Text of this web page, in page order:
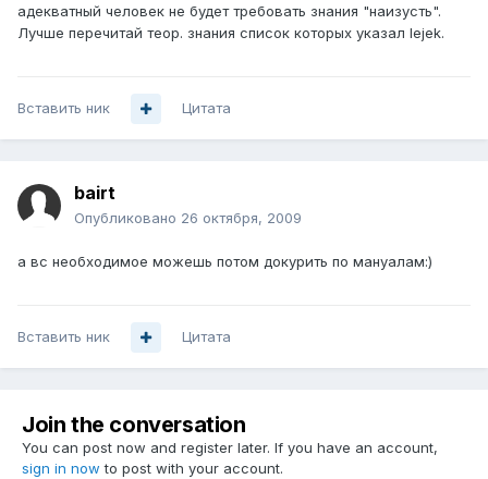
адекватный человек не будет требовать знания "наизусть".
Лучше перечитай теор. знания список которых указал lejek.
Вставить ник Цитата
bairt
Опубликовано 26 октября, 2009
а вс необходимое можешь потом докурить по мануалам:)
Вставить ник Цитата
Join the conversation
You can post now and register later. If you have an account,
sign in now to post with your account.